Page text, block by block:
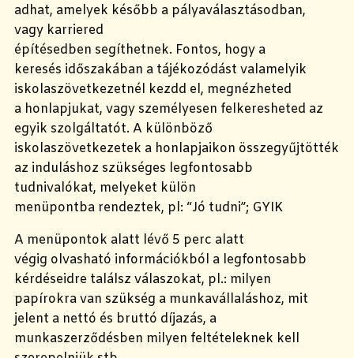
adhat, amelyek később a pályaválasztásodban,
vagy karriered
építésedben segíthetnek. Fontos, hogy a
keresés időszakában a tájékozódást valamelyik
iskolaszövetkezetnél kezdd el, megnézheted
a honlapjukat, vagy személyesen felkeresheted az
egyik szolgáltatót. A különböző
iskolaszövetkezetek a honlapjaikon összegyűjtötték
az induláshoz szükséges legfontosabb
tudnivalókat, melyeket külön
menüpontba rendeztek, pl: “Jó tudni”; GYIK
A menüpontok alatt lévő 5 perc alatt
végig olvasható információkból a legfontosabb
kérdéseidre találsz válaszokat, pl.: milyen
papírokra van szükség a munkavállaláshoz, mit
jelent a nettó és bruttó díjazás, a
munkaszerződésben milyen feltételeknek kell